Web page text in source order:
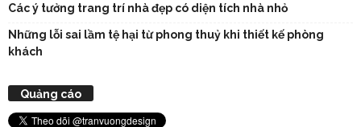
Các ý tưởng trang trí nhà đẹp có diện tích nhà nhỏ
Những lỗi sai lầm tệ hại từ phong thuỷ khi thiết kế phòng
khách
Quảng cáo